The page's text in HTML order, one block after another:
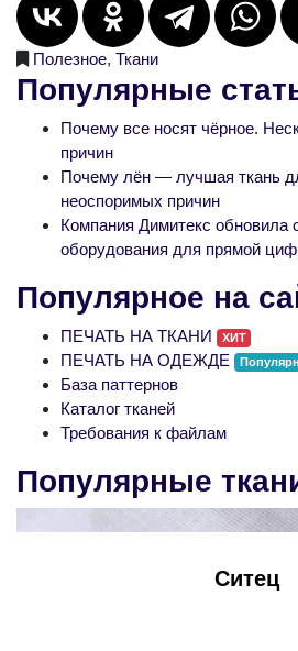
Полезное, Ткани
Популярные
Почему все носят чёрное.
причин
Почему лён — лучшая ткань
неоспоримых причин
Компания Димитекс обновила
оборудования для прямой
Популярное на
ПЕЧАТЬ НА ТКАНИ ХИТ
ПЕЧАТЬ НА ОДЕЖДЕ
База паттернов
Каталог тканей
Требования к файлам
Популярные
Ситец